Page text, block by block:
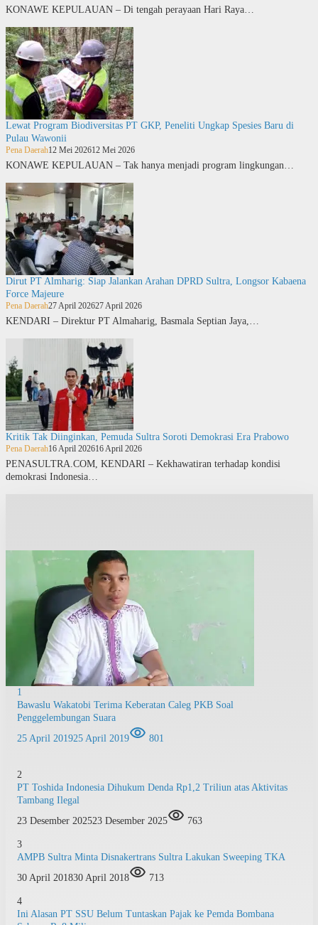
KONAWE KEPULAUAN – Di tengah perayaan Hari Raya…
Lewat Program Biodiversitas PT GKP, Peneliti Ungkap Spesies Baru di
Pulau Wawonii
Pena Daerah12 Mei 202612 Mei 2026
KONAWE KEPULAUAN – Tak hanya menjadi program lingkungan…
Dirut PT Almharig: Siap Jalankan Arahan DPRD Sultra, Longsor Kabaena
Force Majeure
Pena Daerah27 April 202627 April 2026
KENDARI – Direktur PT Almaharig, Basmala Septian Jaya,…
Kritik Tak Diinginkan, Pemuda Sultra Soroti Demokrasi Era Prabowo
Pena Daerah16 April 202616 April 2026
PENASULTRA.COM, KENDARI – Kekhawatiran terhadap kondisi
demokrasi Indonesia…
1
Bawaslu Wakatobi Terima Keberatan Caleg PKB Soal
Penggelembungan Suara
25 April 201925 April 2019 801
2
PT Toshida Indonesia Dihukum Denda Rp1,2 Triliun atas Aktivitas
Tambang Ilegal
23 Desember 202523 Desember 2025 763
3
AMPB Sultra Minta Disnakertrans Sultra Lakukan Sweeping TKA
30 April 201830 April 2018 713
4
Ini Alasan PT SSU Belum Tuntaskan Pajak ke Pemda Bombana